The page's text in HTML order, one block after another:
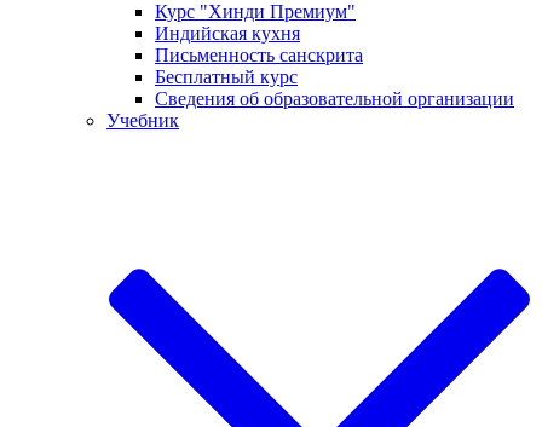
Курс "Хинди Премиум"
Индийская кухня
Письменность санскрита
Бесплатный курс
Сведения об образовательной организации
Учебник